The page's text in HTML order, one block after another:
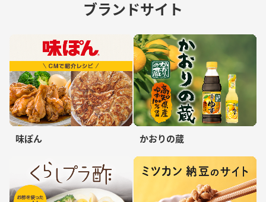
ブランドサイト
味ぽん かおりの蔵